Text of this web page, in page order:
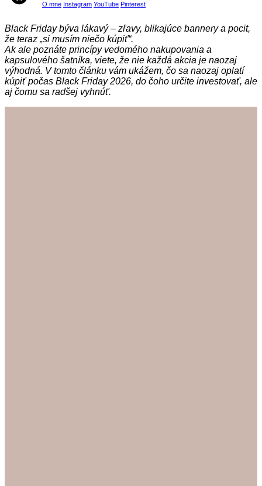
O mne Instagram YouTube Pinterest
Black Friday býva lákavý – zľavy, blikajúce bannery a pocit,
že teraz „si musím niečo kúpiť“.
Ak ale poznáte princípy vedomého nakupovania a
kapsulového šatníka, viete, že nie každá akcia je naozaj
výhodná. V tomto článku vám ukážem, čo sa naozaj oplatí
kúpiť počas Black Friday 2026, do čoho určite investovať, ale
aj čomu sa radšej vyhnúť.